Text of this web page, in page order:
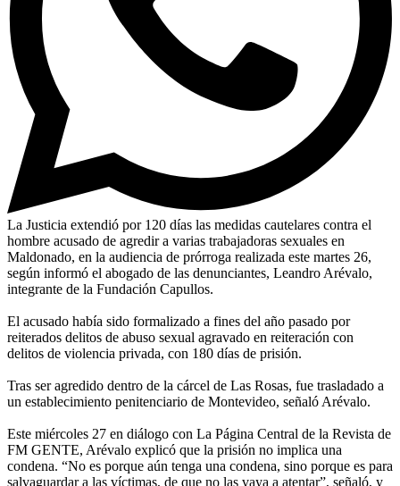
La Justicia extendió por 120 días las medidas cautelares contra el
hombre acusado de agredir a varias trabajadoras sexuales en
Maldonado, en la audiencia de prórroga realizada este martes 26,
según informó el abogado de las denunciantes, Leandro Arévalo,
integrante de la Fundación Capullos.
El acusado había sido formalizado a fines del año pasado por
reiterados delitos de abuso sexual agravado en reiteración con
delitos de violencia privada, con 180 días de prisión.
Tras ser agredido dentro de la cárcel de Las Rosas, fue trasladado a
un establecimiento penitenciario de Montevideo, señaló Arévalo.
Este miércoles 27 en diálogo con La Página Central de la Revista de
FM GENTE, Arévalo explicó que la prisión no implica una
condena. “No es porque aún tenga una condena, sino porque es para
salvaguardar a las víctimas, de que no las vaya a atentar”, señaló, y